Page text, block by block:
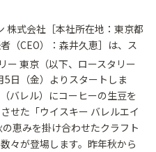
株式会社［本社所在地：東京都
（CEO）：森井久恵］は、ス
ー 東京（以下、ロースタリー
日（金）よりスタートしま
バレル）にコーヒーの生豆を
せた「ウイスキー バレルエイ
恵みを掛け合わせたクラフト
々が登場します。昨年秋から